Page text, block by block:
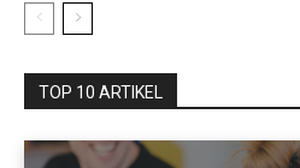
TOP 10 ARTIKEL